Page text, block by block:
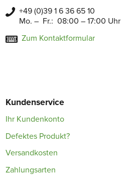
+49 (0)39 1 6 36 65 10
Mo. – Fr.: 08:00 – 17:00 Uhr
Zum Kontaktformular
Kundenservice
Ihr Kundenkonto
Defektes Produkt?
Versandkosten
Zahlungsarten